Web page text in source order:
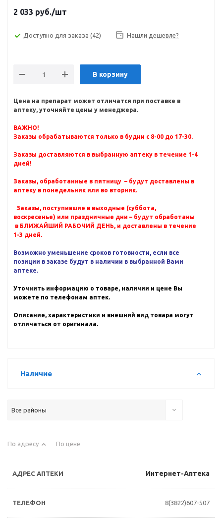
2 033 руб./шт
Доступно для заказа (42) Нашли дешевле?
В корзину
Цена на препарат может отличатся при поставке в
аптеку, уточняйте цены у менеджера.
ВАЖНО!
Заказы обрабатываются только в будни с 8-00 до 17-30.
Заказы доставляются в выбранную аптеку в течение 1-4
дней!
Заказы, обработанные в пятницу – будут доставлены в
аптеку в понедельник или во вторник.
Заказы, поступившие в выходные (суббота,
воскресенье) или праздничные дни – будут обработаны
в БЛИЖАЙШИЙ РАБОЧИЙ ДЕНЬ, и доставлены в течение
1-3 дней.
Возможно уменьшение сроков готовности, если все
позиции в заказе будут в наличии в выбранной Вами
аптеке.
Уточнить информацию о товаре, наличии и цене Вы
можете по телефонам аптек.
Описание, характеристики и внешний вид товара могут
отличаться от оригинала.
Наличие
Все районы
По адресу По цене
Интернет-Аптека
8(3822)607-507